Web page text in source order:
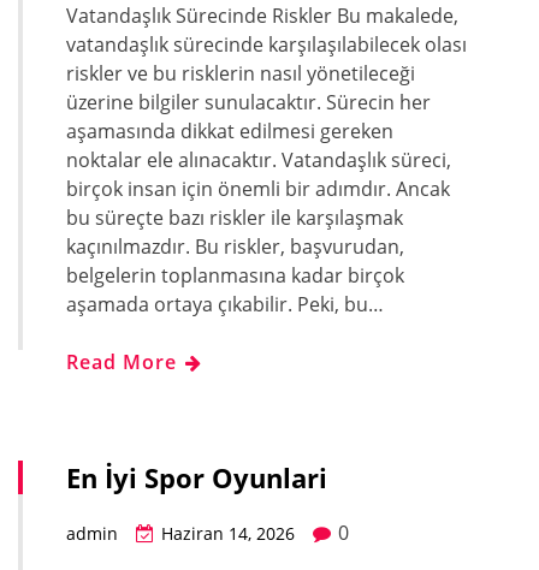
Vatandaşlık Sürecinde Riskler Bu makalede,
vatandaşlık sürecinde karşılaşılabilecek olası
riskler ve bu risklerin nasıl yönetileceği
üzerine bilgiler sunulacaktır. Sürecin her
aşamasında dikkat edilmesi gereken
noktalar ele alınacaktır. Vatandaşlık süreci,
birçok insan için önemli bir adımdır. Ancak
bu süreçte bazı riskler ile karşılaşmak
kaçınılmazdır. Bu riskler, başvurudan,
belgelerin toplanmasına kadar birçok
aşamada ortaya çıkabilir. Peki, bu…
Read More
En İyi Spor Oyunlari
admin Haziran 14, 2026
0